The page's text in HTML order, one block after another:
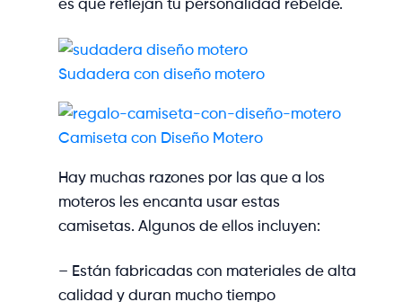
es que reflejan tu personalidad rebelde.
Sudadera con diseño motero
Camiseta con Diseño Motero
Hay muchas razones por las que a los
moteros les encanta usar estas
camisetas. Algunos de ellos incluyen:
– Están fabricadas con materiales de alta
calidad y duran mucho tiempo